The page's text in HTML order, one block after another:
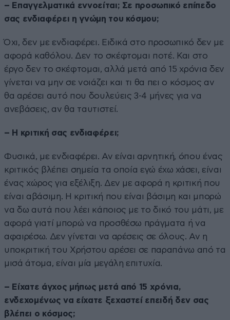
– Επαγγελματικά εννοείται; Σε προσωπικό επίπεδο
σας ενδιαφέρει η γνώμη του κόσμου;
Όχι, δεν με ενδιαφέρει. Ειδικά στο προσωπικό δεν με
αφορά καθόλου. Δεν το σκέφτομαι ποτέ. Και στο
έργο δεν το σκέφτομαι, αλλά μετά από 15 χρόνια δεν
γίνεται να μην σε νοιάζει και τι θα πει ο κόσμος αν
θα αρέσει αυτό που δουλεύεις 3-4 μήνες για να
ανεβάσεις, αν θα ταυτιστεί.
– Η κριτική σας ενδιαφέρει;
Φυσικά, με ενδιαφέρει. Αν είναι αρνητική, όπου ένας
κριτικός βλέπει σημεία τα οποία εγώ έχω χάσει, είναι
ένας χώρος για εξέλιξη. Δεν με αφορά η κριτική που
είναι αβάσιμη. Η κριτική που είναι βάσιμη και μπορώ
να δω αυτά που λέει κάποιος με το δικό του μάτι, με
αφορά γιατί μπορώ να προσθέσω πράγματα ή να
αφαιρέσω. Δεν γίνεται να αρέσεις σε όλους. Αν η
υποκριτική του Χρήστου αρέσει σε παραπάνω από τα
μισά άτομα, είναι μία μεγάλη επιτυχία.
– Είχατε άγχος μήπως μετά από 15 χρόνια,
ενδεχομένως να είχατε ξεχαστεί επειδή δεν σας
βλέπει ο κόσμος;